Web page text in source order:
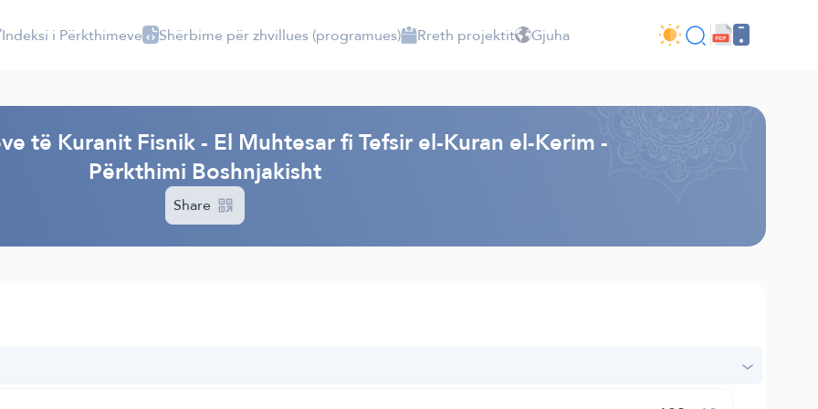
Indeksi i Përkthimeve Shërbime për zhvillues (programues) Rreth projektit Gjuha
të Kuranit Fisnik - El Muhtesar fi Tefsir el-Kuran el-Kerim -
Përkthimi Boshnjakisht
Share